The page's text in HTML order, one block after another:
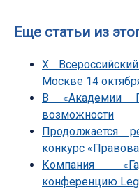
Еще статьи из
Х
Москве 14
В «Академии
возможности
Продолжается
конкурс
Компания
конференцию